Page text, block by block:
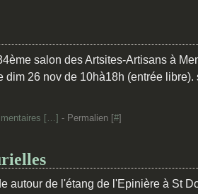
salon des Artsites-Artisans à
dim 26 nov de 10hà18h (entrée
[…] - Permalien [#]
autour de l'étang de l'Epinière à St